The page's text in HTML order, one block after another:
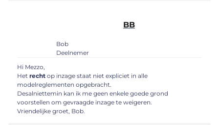
BB
Bob
Deelnemer
Hi Mezzo,
Het recht op inzage staat niet expliciet in alle
modelreglementen opgebracht.
Desalniettemin kan ik me geen enkele goede grond
voorstellen om gevraagde inzage te weigeren.
Vriendelijke groet, Bob.